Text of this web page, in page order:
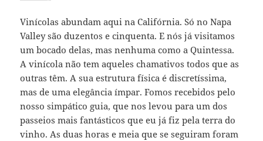
Vinícolas abundam aqui na Califórnia. Só no Napa
Valley são duzentos e cinquenta. E nós já visitamos
um bocado delas, mas nenhuma como a Quintessa.
A vinícola não tem aqueles chamativos todos que as
outras têm. A sua estrutura física é discretíssima,
mas de uma elegância ímpar. Fomos recebidos pelo
nosso simpático guia, que nos levou para um dos
passeios mais fantásticos que eu já fiz pela terra do
vinho. As duas horas e meia que se seguiram foram